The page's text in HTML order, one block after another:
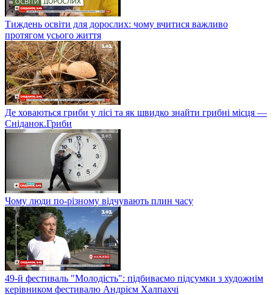
Тиждень освіти для дорослих: чому вчитися важливо
протягом усього життя
Де ховаються гриби у лісі та як швидко знайти грибні місця —
Сніданок.Гриби
Чому люди по-різному відчувають плин часу
49-й фестиваль "Молодість": підбиваємо підсумки з художнім
керівником фестивалю Андрієм Халпахчі